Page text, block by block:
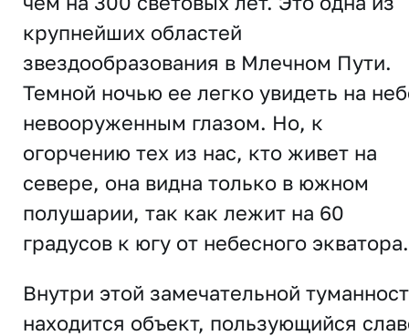
крупнейших областей
звездообразования в Млечном Пути.
Темной ночью ее легко увидеть на
невооруженным глазом. Но, к
огорчению тех из нас, кто живет на
севере, она видна только в южном
полушарии, так как лежит на 60
градусов к югу от небесного экватора.
Внутри этой замечательной
находится объект, пользующийся